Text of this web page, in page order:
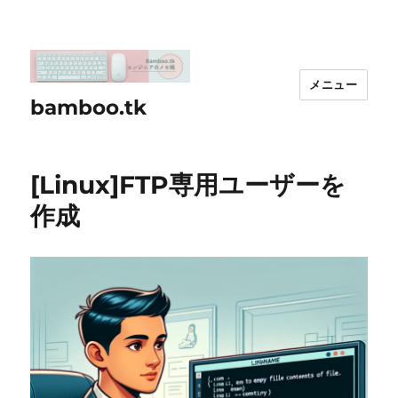
bamboo.tk
メニュー
[Linux]FTP専用ユーザーを
作成